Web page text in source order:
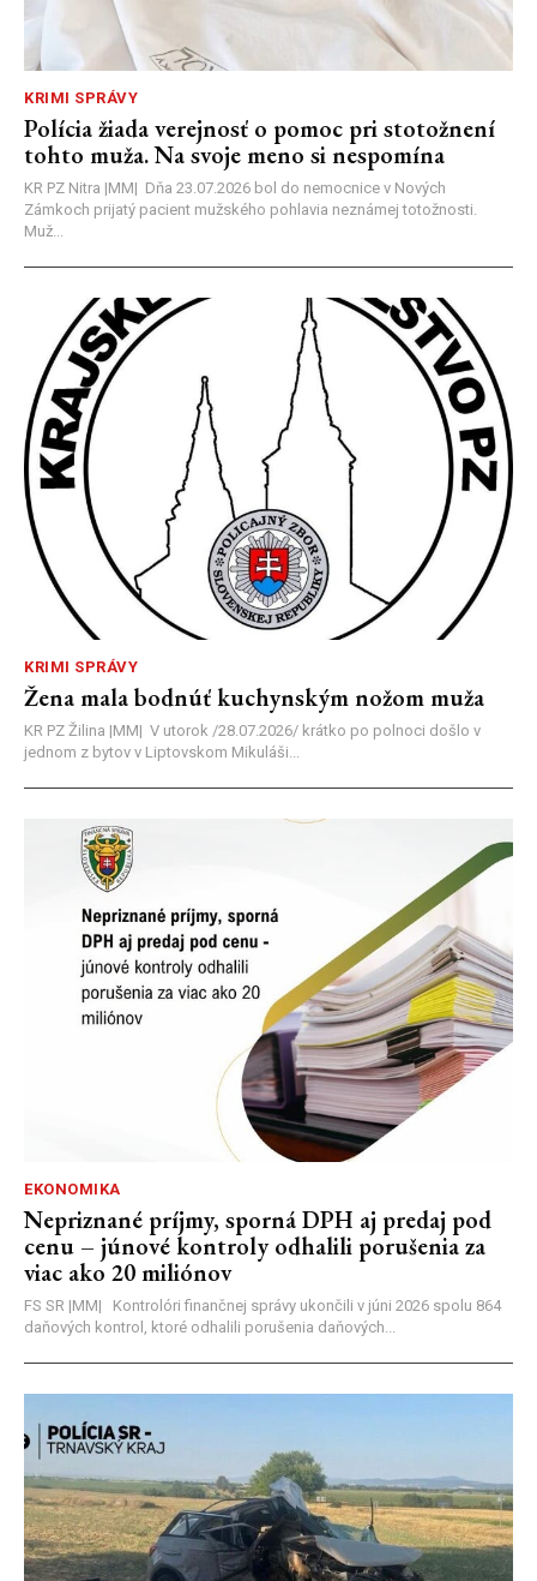
KRIMI SPRÁVY
Polícia žiada verejnosť o pomoc pri stotožnení
tohto muža. Na svoje meno si nespomína
KR PZ Nitra |MM| Dňa 23.07.2026 bol do nemocnice v Nových
Zámkoch prijatý pacient mužského pohlavia neznámej totožnosti.
Muž...
KRIMI SPRÁVY
Žena mala bodnúť kuchynským nožom muža
KR PZ Žilina |MM| V utorok /28.07.2026/ krátko po polnoci došlo v
jednom z bytov v Liptovskom Mikuláši...
EKONOMIKA
Nepriznané príjmy, sporná DPH aj predaj pod
cenu – júnové kontroly odhalili porušenia za
viac ako 20 miliónov
FS SR |MM| Kontrolóri finančnej správy ukončili v júni 2026 spolu 864
daňových kontrol, ktoré odhalili porušenia daňových...